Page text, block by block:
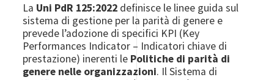
La Uni PdR 125:2022 definisce le linee guida sul
sistema di gestione per la parità di genere e
prevede l’adozione di specifici KPI (Key
Performances Indicator – Indicatori chiave di
prestazione) inerenti le Politiche di parità di
genere nelle organizzazioni. Il Sistema di